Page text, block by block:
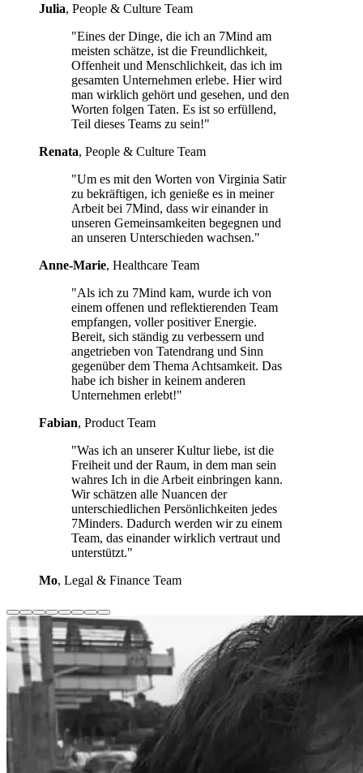
Julia, People & Culture Team
"Eines der Dinge, die ich an 7Mind am
meisten schätze, ist die Freundlichkeit,
Offenheit und Menschlichkeit, das ich im
gesamten Unternehmen erlebe. Hier wird
man wirklich gehört und gesehen, und den
Worten folgen Taten. Es ist so erfüllend,
Teil dieses Teams zu sein!"
Renata, People & Culture Team
"Um es mit den Worten von Virginia Satir
zu bekräftigen, ich genieße es in meiner
Arbeit bei 7Mind, dass wir einander in
unseren Gemeinsamkeiten begegnen und
an unseren Unterschieden wachsen."
Anne-Marie, Healthcare Team
"Als ich zu 7Mind kam, wurde ich von
einem offenen und reflektierenden Team
empfangen, voller positiver Energie.
Bereit, sich ständig zu verbessern und
angetrieben von Tatendrang und Sinn
gegenüber dem Thema Achtsamkeit. Das
habe ich bisher in keinem anderen
Unternehmen erlebt!"
Fabian, Product Team
"Was ich an unserer Kultur liebe, ist die
Freiheit und der Raum, in dem man sein
wahres Ich in die Arbeit einbringen kann.
Wir schätzen alle Nuancen der
unterschiedlichen Persönlichkeiten jedes
7Minders. Dadurch werden wir zu einem
Team, das einander wirklich vertraut und
unterstützt."
Mo, Legal & Finance Team